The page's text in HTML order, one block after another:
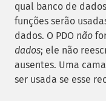
qual banco de
funções serão
dados. O PDO não
dados; ele não
ausentes. Uma
ser usada se esse